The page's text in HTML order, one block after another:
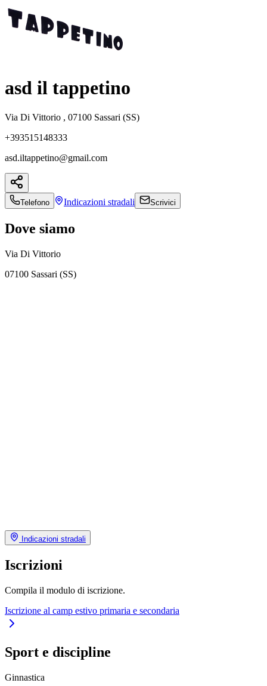
asd il tappetino
Via Di Vittorio , 07100 Sassari (SS)
+393515148333
asd.iltappetino@gmail.com
Telefono Indicazioni stradali Scrivici
Dove siamo
Via Di Vittorio
07100 Sassari (SS)
Indicazioni stradali
Iscrizioni
Compila il modulo di iscrizione.
Iscrizione al camp estivo primaria e secondaria
Sport e discipline
Ginnastica